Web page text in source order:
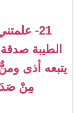
21-
الطيبة
يتبعه أذى
مِنْ